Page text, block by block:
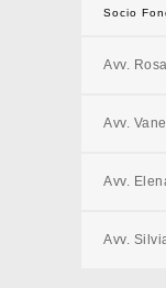
Socio
Avv.
Avv.
Avv.
Avv.